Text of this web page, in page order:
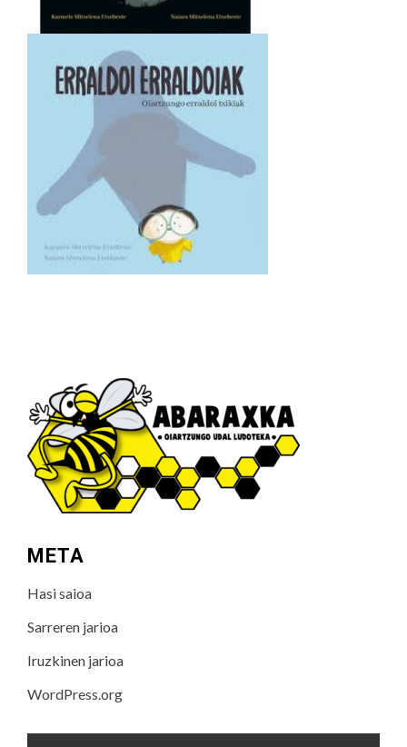
META
Hasi saioa
Sarreren jarioa
Iruzkinen jarioa
WordPress.org